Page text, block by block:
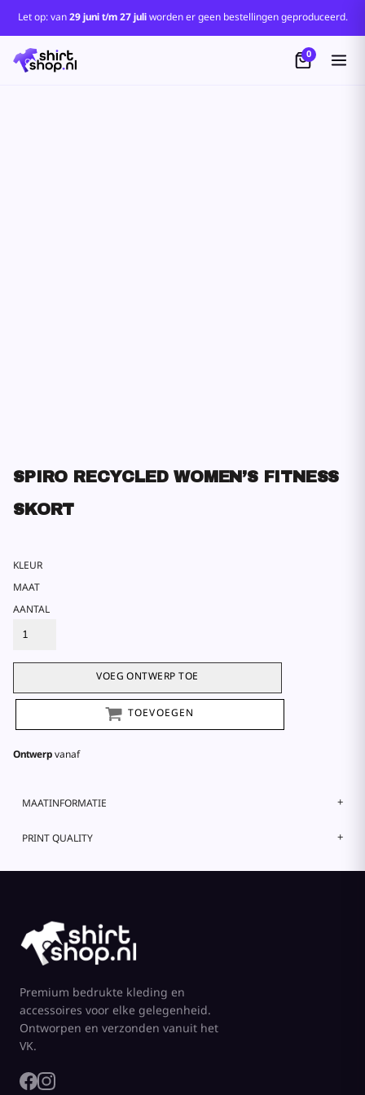
Let op: van29 juni t/m 27 juliworden er geen bestellingen geproduceerd.
0
SPIRO RECYCLED WOMEN’S FITNESS
SKORT
KLEUR
MAAT
AANTAL
VOEG ONTWERP TOE
TOEVOEGEN
Ontwerpvanaf
MAATINFORMATIE
PRINT QUALITY
Premium bedrukte kleding en
accessoires voor elke gelegenheid.
Ontworpen en verzonden vanuit het
VK.